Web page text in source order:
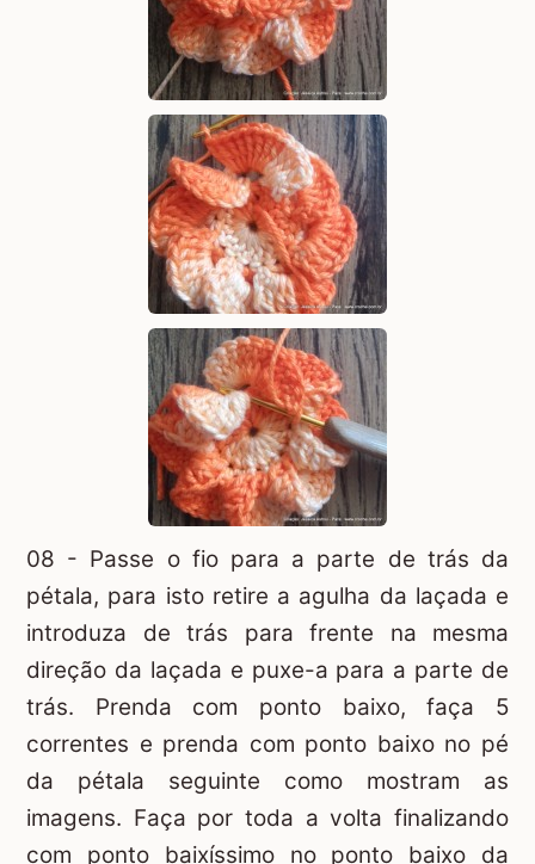
08 - Passe o fio para a parte de trás da
pétala, para isto retire a agulha da laçada e
introduza de trás para frente na mesma
direção da laçada e puxe-a para a parte de
trás. Prenda com ponto baixo, faça 5
correntes e prenda com ponto baixo no pé
da pétala seguinte como mostram as
imagens. Faça por toda a volta finalizando
com ponto baixíssimo no ponto baixo da